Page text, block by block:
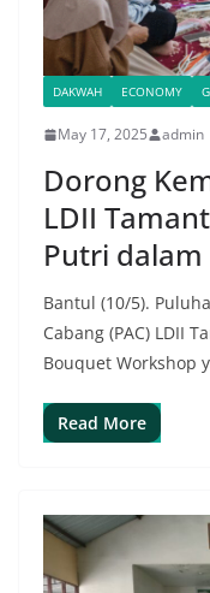
DAKWAH ECONOMY
May 17, 2025 admin
Dorong
LDII
Putri dalam
Bantul (10/5).
Cabang (PAC) LDII
Bouquet Workshop
Read More